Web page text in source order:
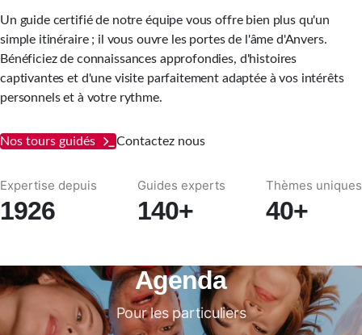
Un guide certifié de notre équipe vous offre bien plus qu'un
simple itinéraire ; il vous ouvre les portes de l'âme d'Anvers.
Bénéficiez de connaissances approfondies, d'histoires
captivantes et d'une visite parfaitement adaptée à vos intérêts
personnels et à votre rythme.
Nos tours guidés Contactez nous
Expertise depuis
1926
Guides experts
140+
Thèmes uniques
40+
Agenda
Pour les particuliers